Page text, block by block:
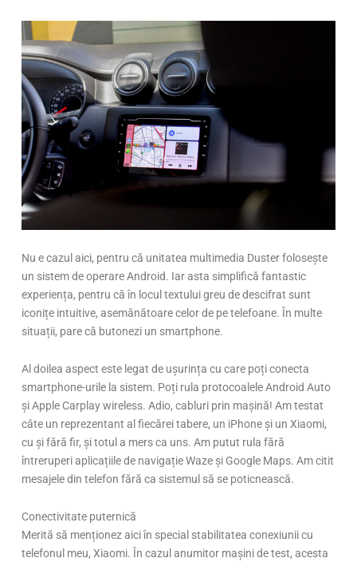
Nu e cazul aici, pentru că unitatea multimedia Duster folosește
un sistem de operare Android. Iar asta simplifică fantastic
experiența, pentru că în locul textului greu de descifrat sunt
iconițe intuitive, asemănătoare celor de pe telefoane. În multe
situații, pare că butonezi un smartphone.
Al doilea aspect este legat de ușurința cu care poți conecta
smartphone-urile la sistem. Poți rula protocoalele Android Auto
și Apple Carplay wireless. Adio, cabluri prin mașină! Am testat
câte un reprezentant al fiecărei tabere, un iPhone și un Xiaomi,
cu și fără fir, și totul a mers ca uns. Am putut rula fără
întreruperi aplicațiile de navigație Waze și Google Maps. Am citit
mesajele din telefon fără ca sistemul să se poticnească.
Conectivitate puternică
Merită să menționez aici în special stabilitatea conexiunii cu
telefonul meu, Xiaomi. În cazul anumitor mașini de test, acesta